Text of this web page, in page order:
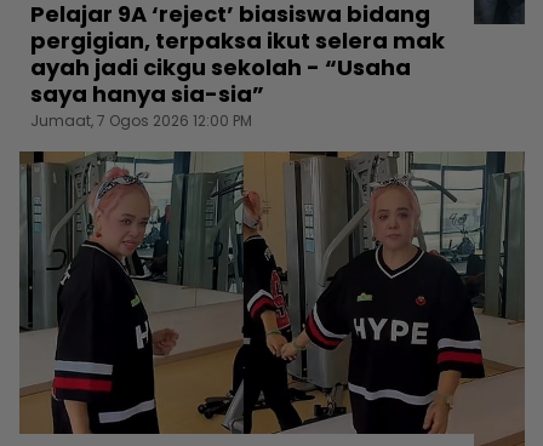
Pelajar 9A ‘reject’ biasiswa bidang
pergigian, terpaksa ikut selera mak
ayah jadi cikgu sekolah - “Usaha
saya hanya sia-sia”
Jumaat, 7 Ogos 2026 12:00 PM